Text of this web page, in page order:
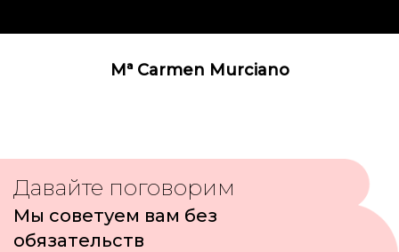
Mª Carmen Murciano
Давайте поговорим
Мы советуем вам без
обязательств